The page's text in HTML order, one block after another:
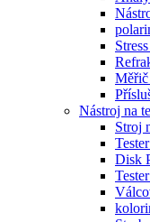
Měřič
Nástroj na
Stroj
Disk